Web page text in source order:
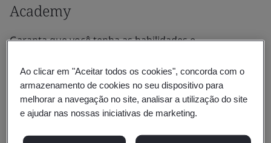
Academy
Garanta que você tenha as habilidades e
contribuir para a sua organização. Aprenda as
habilidades necessárias para implementar as
melhores práticas que geram um impacto positivo.
Construa uma força de trabalho resolutiva e ágil,
Ao clicar em "Aceitar todos os cookies", concorda com o
armazenamento de cookies no seu dispositivo para
melhorar a navegação no site, analisar a utilização do site
e ajudar nas nossas iniciativas de marketing.